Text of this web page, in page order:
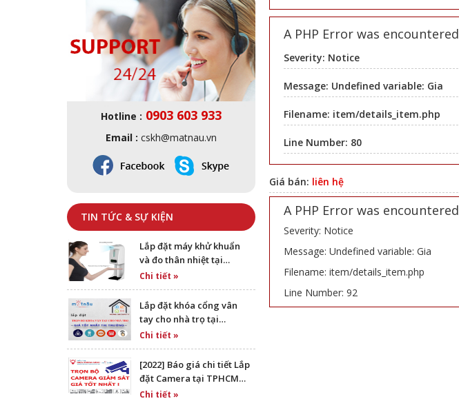
Hotline : 0903 603 933
Email : cskh@matnau.vn
TIN TỨC & SỰ KIỆN
Lắp đặt máy khử khuẩn
và đo thân nhiệt tại…
Chi tiết »
Lắp đặt khóa cổng vân
tay cho nhà trọ tại…
Chi tiết »
[2022] Báo giá chi tiết Lắp
đặt Camera tại TPHCM…
Chi tiết »
A PHP Error was encountered
Severity: Notice
Message: Undefined variable: Gia
Filename: item/details_item.php
Line Number: 80
Giá bán: liên hệ
A PHP Error was encountered
Severity: Notice
Message: Undefined variable: Gia
Filename: item/details_item.php
Line Number: 92